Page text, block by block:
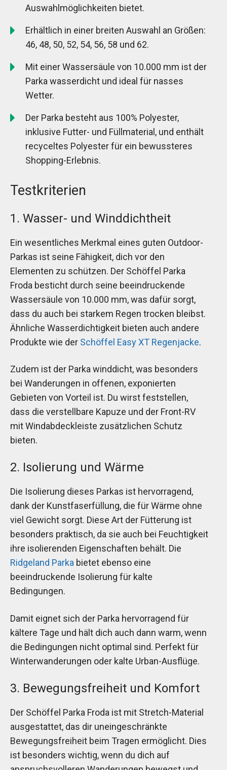
Auswahlmöglichkeiten bietet.
Erhältlich in einer breiten Auswahl an Größen:
46, 48, 50, 52, 54, 56, 58 und 62.
Mit einer Wassersäule von 10.000 mm ist der
Parka wasserdicht und ideal für nasses
Wetter.
Der Parka besteht aus 100% Polyester,
inklusive Futter- und Füllmaterial, und enthält
recyceltes Polyester für ein bewussteres
Shopping-Erlebnis.
Testkriterien
1. Wasser- und Winddichtheit
Ein wesentliches Merkmal eines guten Outdoor-
Parkas ist seine Fähigkeit, dich vor den
Elementen zu schützen. Der Schöffel Parka
Froda besticht durch seine beeindruckende
Wassersäule von 10.000 mm, was dafür sorgt,
dass du auch bei starkem Regen trocken bleibst.
Ähnliche Wasserdichtigkeit bieten auch andere
Produkte wie der Schöffel Easy XT Regenjacke.
Zudem ist der Parka winddicht, was besonders
bei Wanderungen in offenen, exponierten
Gebieten von Vorteil ist. Du wirst feststellen,
dass die verstellbare Kapuze und der Front-RV
mit Windabdeckleiste zusätzlichen Schutz
bieten.
2. Isolierung und Wärme
Die Isolierung dieses Parkas ist hervorragend,
dank der Kunstfaserfüllung, die für Wärme ohne
viel Gewicht sorgt. Diese Art der Fütterung ist
besonders praktisch, da sie auch bei Feuchtigkeit
ihre isolierenden Eigenschaften behält. Die
Ridgeland Parka bietet ebenso eine
beeindruckende Isolierung für kalte
Bedingungen.
Damit eignet sich der Parka hervorragend für
kältere Tage und hält dich auch dann warm, wenn
die Bedingungen nicht optimal sind. Perfekt für
Winterwanderungen oder kalte Urban-Ausflüge.
3. Bewegungsfreiheit und Komfort
Der Schöffel Parka Froda ist mit Stretch-Material
ausgestattet, das dir uneingeschränkte
Bewegungsfreiheit beim Tragen ermöglicht. Dies
ist besonders wichtig, wenn du dich auf